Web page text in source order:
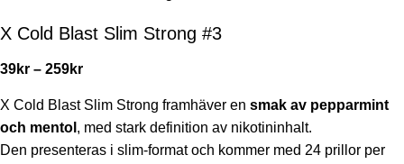
X Cold Blast Slim Strong #3
39kr – 259kr
X Cold Blast Slim Strong framhäver en smak av pepparmint
och mentol , med stark definition av nikotininhalt.
Den presenteras i slim-format och kommer med 24 prillor per